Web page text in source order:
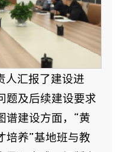
人汇报了建设进
题及后续建设要求
谱建设方面，“黄
培养”基地班与教